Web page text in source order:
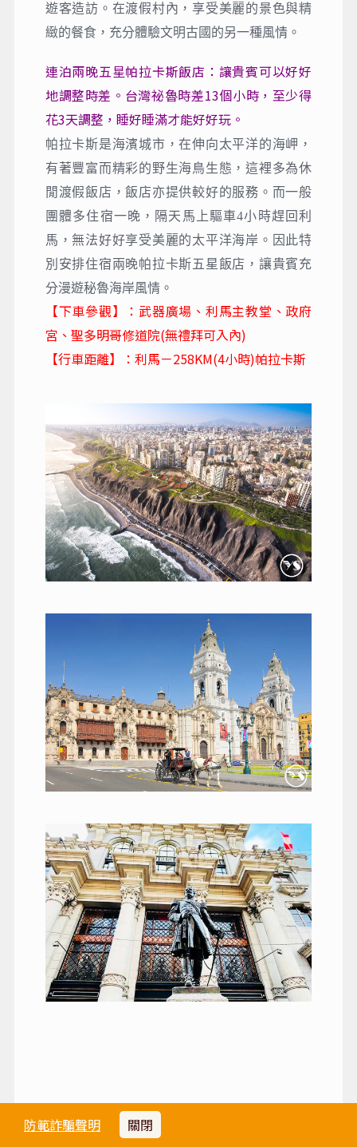
防範詐騙聲明 關閉
遊客造訪。在渡假村內，享受美麗的景色與精
緻的餐食，充分體驗文明古國的另一種風情。
連泊兩晚五星帕拉卡斯飯店：讓貴賓可以好好
地調整時差。台灣祕魯時差13個小時，至少得
花3天調整，睡好睡滿才能好好玩。
帕拉卡斯是海濱城市，在伸向太平洋的海岬，
有著豐富而精彩的野生海鳥生態，這裡多為休
閒渡假飯店，飯店亦提供較好的服務。而一般
團體多住宿一晚，隔天馬上驅車4小時趕回利
馬，無法好好享受美麗的太平洋海岸。因此特
別安排住宿兩晚帕拉卡斯五星飯店，讓貴賓充
分漫遊秘魯海岸風情。
【下車參觀】：武器廣場、利馬主教堂、政府
宮、聖多明哥修道院(無禮拜可入內)
【行車距離】：利馬－258KM(4小時)帕拉卡斯
Day 3